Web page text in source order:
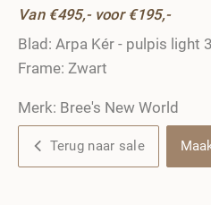
Van €495,- voor €195,-
Blad: Arpa Kér - pulpis light
Frame: Zwart
Merk: Bree's New World
Terug naar sale